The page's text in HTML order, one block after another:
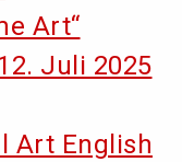
Art“
Juli 2025
Art English